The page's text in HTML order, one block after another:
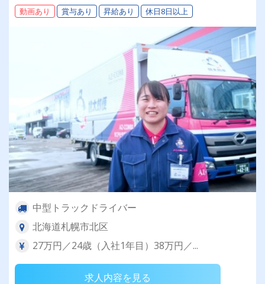
動画あり 賞与あり 昇給あり 休日8日以上
中型トラックドライバー
北海道札幌市北区
27万円／24歳（入社1年目）38万円／...
求人内容を見る